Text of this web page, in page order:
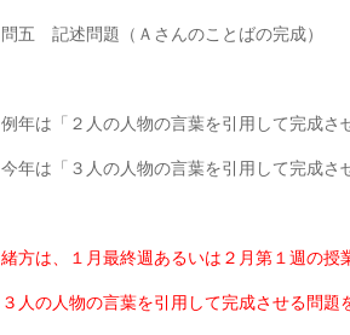
問五 記述問題（Ａさんのことばの完成）
例年は「２人の人物の言葉を引用して完成さ
今年は「３人の人物の言葉を引用して完成さ
緒方は、１月最終週あるいは２月第１週の授
３人の人物の言葉を引用して完成させる問題